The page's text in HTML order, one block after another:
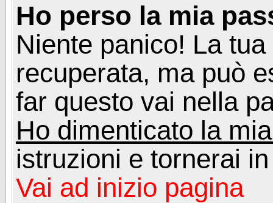
Ho perso la mia
Niente panico! La
recuperata, ma può
far questo vai nella
Ho dimenticato la
istruzioni e tornerai
Vai ad inizio pagina